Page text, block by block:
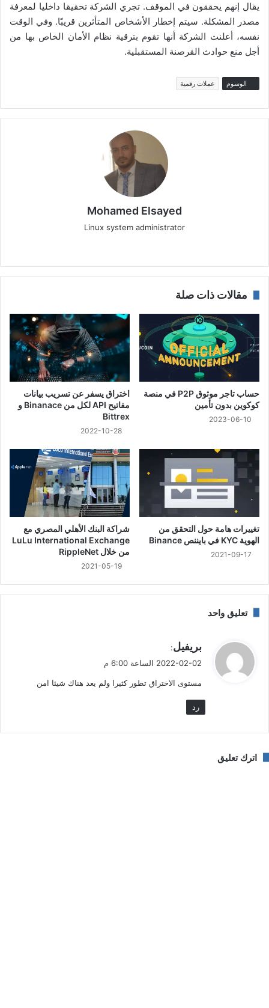
يقال إنهم يحققون في الموقف. تجري الشركة تحقيقا داخليا لمعرفة
مصدر المشكلة. سيتم إخطار الأشخاص المتأثرين قريبًا. وفي الوقت
نفسه، أعلنت الشركة أنها تقوم بترقية نظام الأمان الخاص بها من
أجل منع حوادث القرصنة المستقبلية.
الوسوم عملات رقمية
Mohamed Elsayed
Linux system administrator
مقالات ذات صلة
حساب تاجر موثوق P2P في منصة
كوكوين بدون تأمين
2023-06-10
اختراق يسفر عن تسريب بيانات
مفاتيح API لكل من Binanace و
Bittrex
2022-10-28
تغييرات هامة حول التحقق من
الهوية KYC في بايننص Binance
2021-09-17
شراكة البنك الأهلي المصري مع
LuLu International Exchange
من خلال RippleNet
2021-05-19
تعليق واحد
ل
بريفيل:
2022-02-02 الساعة 6:00 م
مستوى الاختراق تطور كثيرا ولم يعد هناك شيئا امن
رد
اترك تعليق